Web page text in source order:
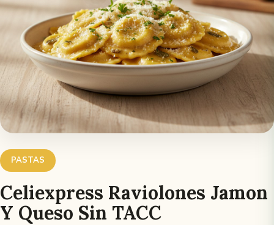
PASTAS
Celiexpress Raviolones Jamon
Y Queso Sin TACC